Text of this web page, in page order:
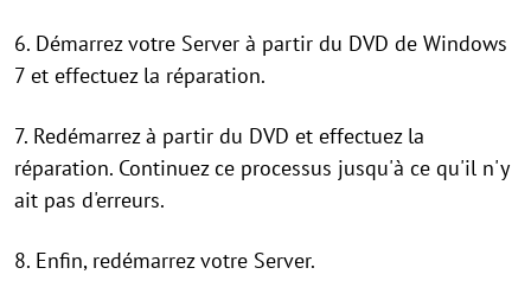
6. Démarrez votre Server à partir du DVD de Windows
7 et effectuez la réparation.
7. Redémarrez à partir du DVD et effectuez la
réparation. Continuez ce processus jusqu'à ce qu'il n'y
ait pas d'erreurs.
8. Enfin, redémarrez votre Server.